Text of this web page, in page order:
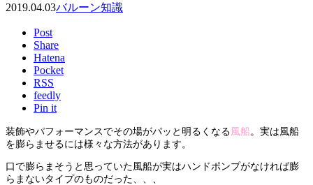
2019.04.03バルーン知識
Post
Share
Hatena
Pocket
RSS
feedly
Pin it
装飾やパフォーマンスでその場がパッと明るくなる 風船 。実は風船
を膨らませるには様々な方法があります。
口で膨らまそうと思っていた風船が実はハンドポンプがなければ膨
らまないタイプのものだった、、、